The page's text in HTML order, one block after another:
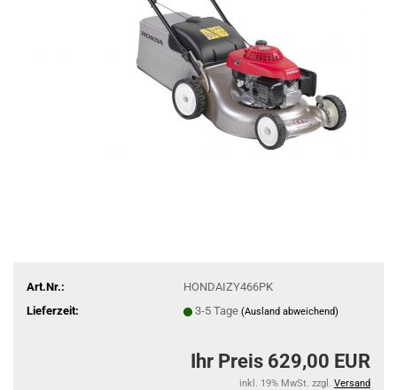
Art.Nr.:
HONDAIZY466PK
Lieferzeit:
3-5 Tage (Ausland abweichend)
Ihr Preis 629,00 EUR
inkl. 19% MwSt. zzgl. Versand